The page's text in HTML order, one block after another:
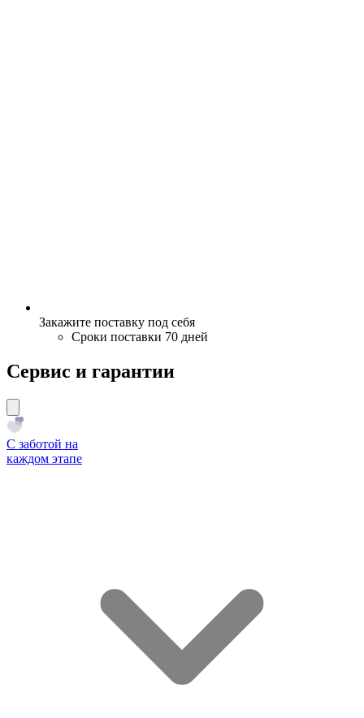
Закажите поставку под себя
Сроки поставки 70 дней
Сервис и гарантии
С заботой на
каждом этапе